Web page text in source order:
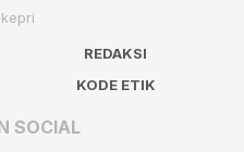
REDAKSI
KODE ETIK
SOCIAL